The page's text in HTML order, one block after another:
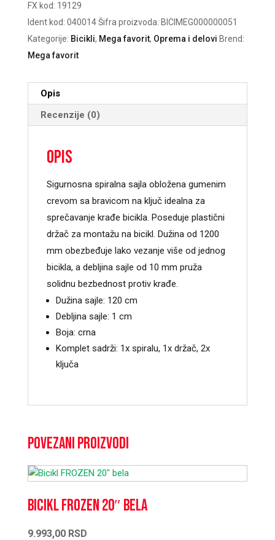
10x1200
mm
sa
držačem
/19129
količina
FX kod: 19129
Ident kod: 040014 Šifra proizvoda: BICIMEG000000051
Kategorije: Bicikli, Mega favorit, Oprema i delovi Brend:
Mega favorit
Opis
Recenzije (0)
Opis
Sigurnosna spiralna sajla obložena gumenim
crevom sa bravicom na ključ idealna za
sprečavanje krađe bicikla. Poseduje plastični
držač za montažu na bicikl. Dužina od 1200
mm obezbeđuje lako vezanje više od jednog
bicikla, a debljina sajle od 10 mm pruža
solidnu bezbednost protiv krađe.
Dužina sajle: 120 cm
Debljina sajle: 1 cm
Boja: crna
Komplet sadrži: 1x spiralu, 1x držač, 2x
ključa
Povezani proizvodi
Bicikl FROZEN 20″ bela
9.993,00 RSD